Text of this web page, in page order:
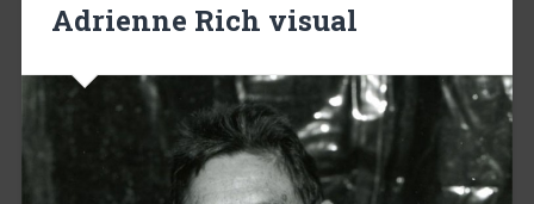
Adrienne Rich visual